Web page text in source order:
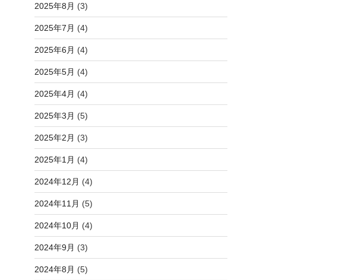
2025年8月 (3)
2025年7月 (4)
2025年6月 (4)
2025年5月 (4)
2025年4月 (4)
2025年3月 (5)
2025年2月 (3)
2025年1月 (4)
2024年12月 (4)
2024年11月 (5)
2024年10月 (4)
2024年9月 (3)
2024年8月 (5)